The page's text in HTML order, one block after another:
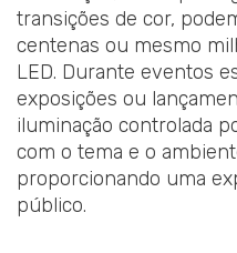
transições de cor,
centenas ou mesmo
LED. Durante eventos
exposições ou
iluminação controlada
com o tema e o
proporcionando uma
público.